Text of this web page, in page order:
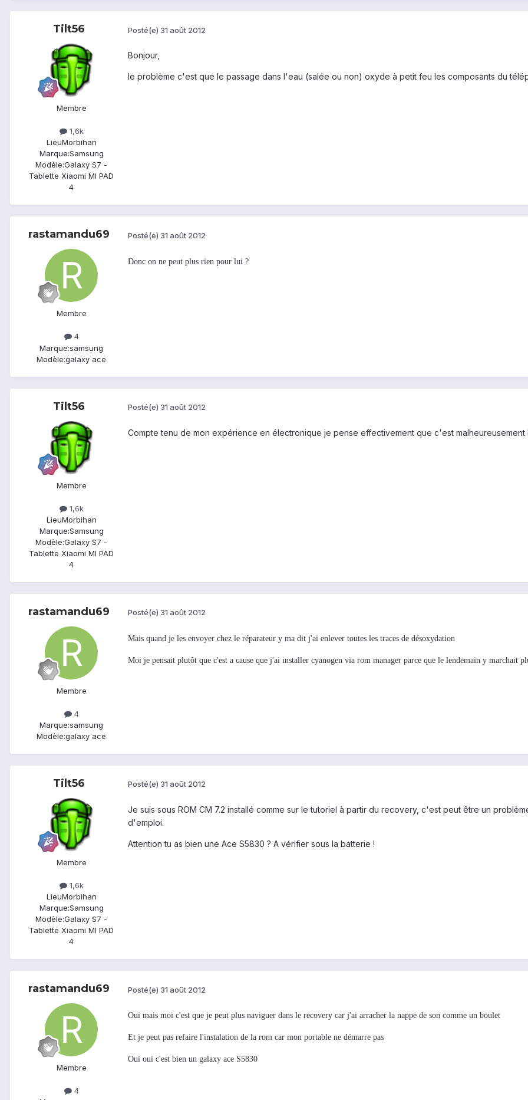
Tilt56
Membre
1,6k
LieuMorbihan
Marque:Samsung
Modèle:Galaxy S7 -
Tablette Xiaomi MI PAD
4
Posté(e) 31 août 2012
Bonjour,
le problème c'est que le passage dans l'eau (salée ou non) oxyde à petit feu les composants du
rastamandu69
Membre
4
Marque:samsung
Modèle:galaxy ace
Posté(e) 31 août 2012
Donc on ne peut plus rien pour lui ?
Tilt56
Membre
1,6k
LieuMorbihan
Marque:Samsung
Modèle:Galaxy S7 -
Tablette Xiaomi MI PAD
4
Posté(e) 31 août 2012
Compte tenu de mon expérience en électronique je pense effectivement que c'est malheureusement
rastamandu69
Membre
4
Marque:samsung
Modèle:galaxy ace
Posté(e) 31 août 2012
Mais quand je les envoyer chez le réparateur y ma dit j'ai enlever toutes les traces de désoxydation
Moi je pensait plutôt que c'est a cause que j'ai installer cyanogen via rom manager parce que le lendemain y marchait
Tilt56
Membre
1,6k
LieuMorbihan
Marque:Samsung
Modèle:Galaxy S7 -
Tablette Xiaomi MI PAD
4
Posté(e) 31 août 2012
Je suis sous ROM CM 7.2 installé comme sur le tutoriel à partir du recovery, c'est peut être un
d'emploi.
Attention tu as bien une Ace S5830 ? A vérifier sous la batterie !
rastamandu69
Membre
4
Posté(e) 31 août 2012
Oui mais moi c'est que je peut plus naviguer dans le recovery car j'ai arracher la nappe de son comme un boulet
Et je peut pas refaire l'instalation de la rom car mon portable ne démarre pas
Oui oui c'est bien un galaxy ace S5830